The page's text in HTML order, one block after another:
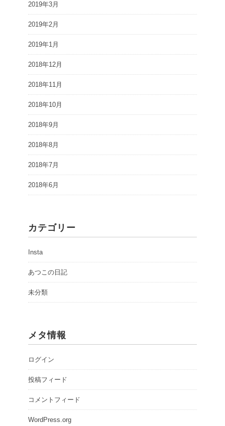
2019年3月
2019年2月
2019年1月
2018年12月
2018年11月
2018年10月
2018年9月
2018年8月
2018年7月
2018年6月
カテゴリー
Insta
あつこの日記
未分類
メタ情報
ログイン
投稿フィード
コメントフィード
WordPress.org